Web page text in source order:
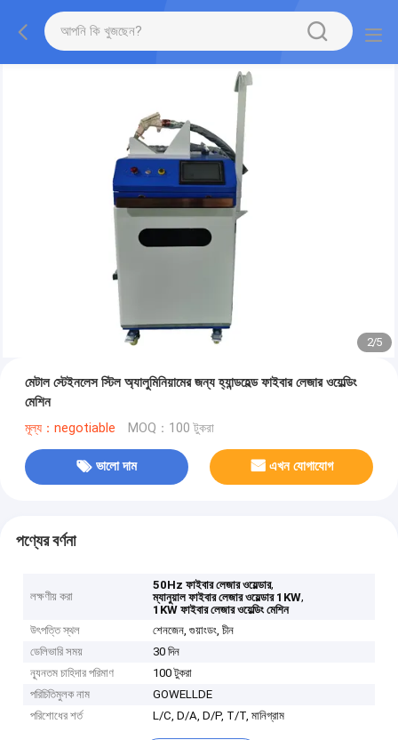
2/5
মেটাল স্টেইনলেস স্টিল অ্যালুমিনিয়ামের জন্য হ্যান্ডহেল্ড ফাইবার লেজার ওয়েল্ডিং
মেশিন
মূল্য：negotiable MOQ：100 টুকরা
ভালো দাম এখন যোগাযোগ
পণ্যের বর্ণনা
লক্ষণীয় করা
50Hz ফাইবার লেজার ওয়েল্ডার,
ম্যানুয়াল ফাইবার লেজার ওয়েল্ডার 1KW,
1KW ফাইবার লেজার ওয়েল্ডিং মেশিন
উৎপত্তি স্থল
শেনজেন, গুয়াংডং, চীন
ডেলিভারি সময়
30 দিন
ন্যূনতম চাহিদার পরিমাণ
100 টুকরা
পরিচিতিমুলক নাম
GOWELLDE
পরিশোধের শর্ত
L/C, D/A, D/P, T/T, মানিগ্রাম